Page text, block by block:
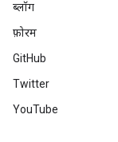
ब्लॉग
फ़ोरम
GitHub
Twitter
YouTube